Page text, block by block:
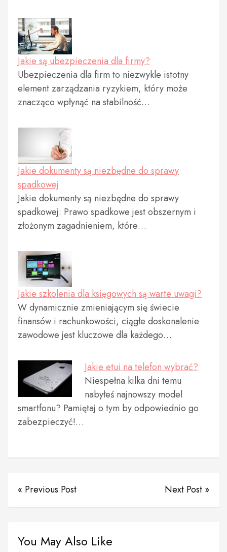
Jakie są ubezpieczenia dla firmy?
Ubezpieczenia dla firm to niezwykle istotny
element zarządzania ryzykiem, który może
znacząco wpłynąć na stabilność…
Jakie dokumenty są niezbędne do sprawy
spadkowej
Jakie dokumenty są niezbędne do sprawy
spadkowej: Prawo spadkowe jest obszernym i
złożonym zagadnieniem, które…
Jakie szkolenia dla księgowych są warte uwagi?
W dynamicznie zmieniającym się świecie
finansów i rachunkowości, ciągłe doskonalenie
zawodowe jest kluczowe dla każdego…
Jakie etui na telefon wybrać?
Niespełna kilka dni temu
nabyłeś najnowszy model
smartfonu? Pamiętaj o tym by odpowiednio go
zabezpieczyć!…
« Previous Post Next Post »
You May Also Like